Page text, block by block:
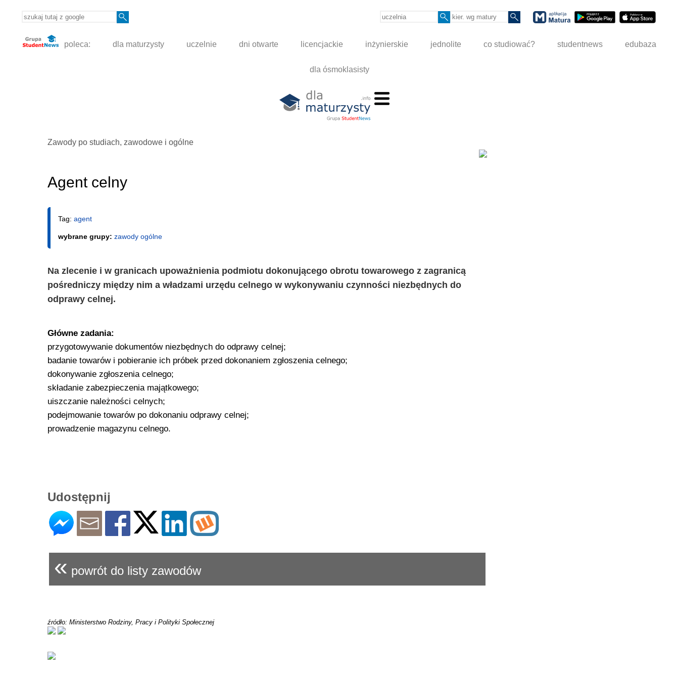
poleca: dla maturzysty uczelnie dni otwarte licencjackie inżynierskie jednolite co studiować? studentnews edubaza
dla ósmoklasisty
Zawody po studiach, zawodowe i ogólne
Agent celny
Tag: agent
wybrane grupy: zawody ogólne
Na zlecenie i w granicach upoważnienia podmiotu dokonującego obrotu towarowego z zagranicą
pośredniczy między nim a władzami urzędu celnego w wykonywaniu czynności niezbędnych do
odprawy celnej.
Główne zadania:
przygotowywanie dokumentów niezbędnych do odprawy celnej;
badanie towarów i pobieranie ich próbek przed dokonaniem zgłoszenia celnego;
dokonywanie zgłoszenia celnego;
składanie zabezpieczenia majątkowego;
uiszczanie należności celnych;
podejmowanie towarów po dokonaniu odprawy celnej;
prowadzenie magazynu celnego.
Udostępnij
« powrót do listy zawodów
źródło: Ministerstwo Rodziny, Pracy i Polityki Społecznej